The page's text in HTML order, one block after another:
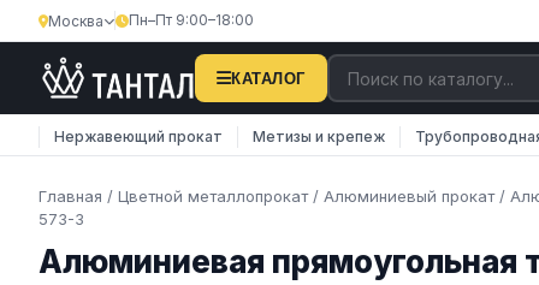
Москва Пн–Пт 9:00–18:00
КАТАЛОГ
Нержавеющий прокат Метизы и крепеж
Главная / Цветной металлопрокат / Алюминиевый прокат /
573-3
Алюминиевая
×
Затрудняетесь с поиском?
Наши менеджеры оперативно подберут вам
необходимую продукцию. Закажите обратную
Телефон